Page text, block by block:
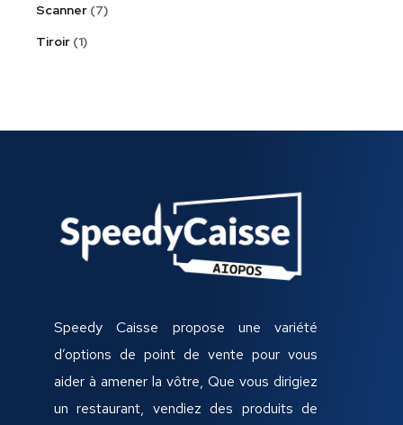
Scanner 7
Tiroir 1
Speedy Caisse propose une variété
d’options de point de vente pour vous
aider à amener la vôtre, Que vous dirigiez
un restaurant, vendiez des produits de